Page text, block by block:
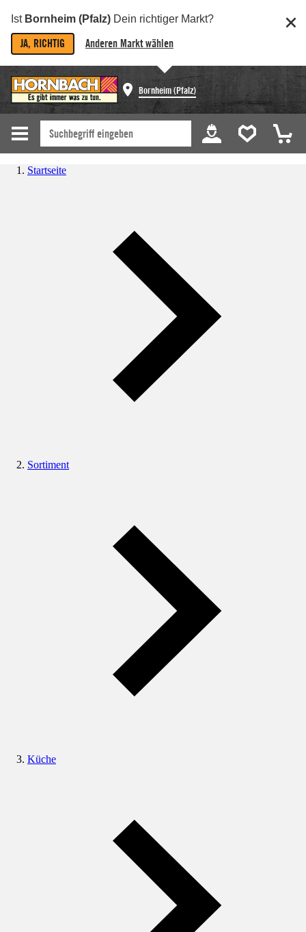
Ist Bornheim (Pfalz) Dein richtiger Markt?
JA, RICHTIG Anderen Markt wählen
Bornheim (Pfalz)
Startseite
Sortiment
Küche